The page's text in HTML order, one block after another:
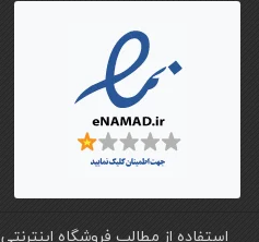
استفاده از مطالب فروشگاه اینترنتی